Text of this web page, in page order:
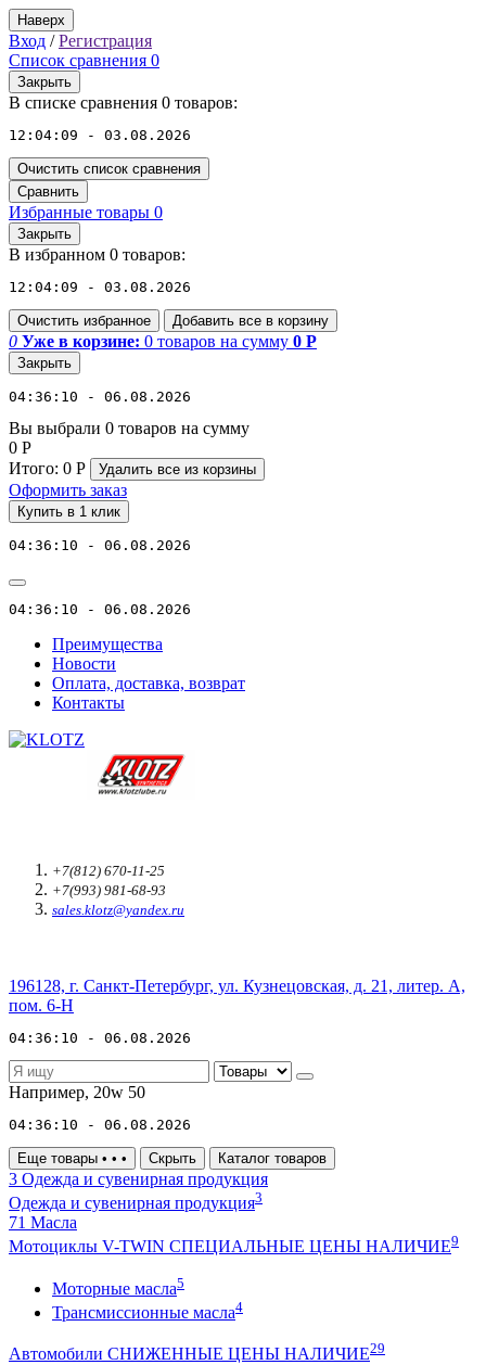
Наверх
Вход /Регистрация
Список сравнения 0
Закрыть
В списке сравнения 0 товаров:
12:04:09 - 03.08.2026
Очистить список сравнения
Сравнить
Избранные товары 0
Закрыть
В избранном 0 товаров:
12:04:09 - 03.08.2026
Очистить избранное Добавить все в корзину
0 Уже в корзине: 0 товаров на сумму 0 Р
Закрыть
04:36:10 - 06.08.2026
Вы выбрали 0 товаров на сумму
0 Р
Итого: 0 Р Удалить все из корзины
Оформить заказ
Купить в 1 клик
04:36:10 - 06.08.2026
04:36:10 - 06.08.2026
Преимущества
Новости
Оплата, доставка, возврат
Контакты
+7(812) 670-11-25
+7(993) 981-68-93
sales.klotz@yandex.ru
196128, г. Санкт-Петербург, ул. Кузнецовская, д. 21, литер. А,
пом. 6-Н
04:36:10 - 06.08.2026
Например, 20w 50
04:36:10 - 06.08.2026
Еще товары • • • Скрыть Каталог товаров
3 Одежда и сувенирная продукция
Одежда и сувенирная продукция3
71 Масла
Мотоциклы V-TWIN СПЕЦИАЛЬНЫЕ ЦЕНЫ НАЛИЧИЕ9
Моторные масла5
Трансмиссионные масла4
Автомобили СНИЖЕННЫЕ ЦЕНЫ НАЛИЧИЕ29